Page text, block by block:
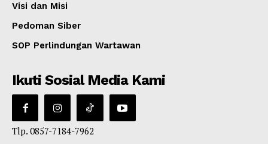
Visi dan Misi
Pedoman Siber
SOP Perlindungan Wartawan
Ikuti Sosial Media Kami
Tlp. 0857-7184-7962